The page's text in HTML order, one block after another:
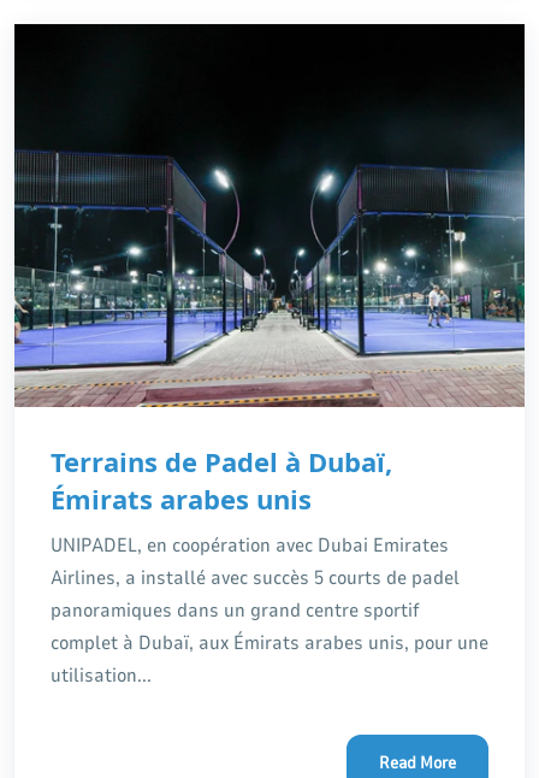
Terrains de Padel à Dubaï,
Émirats arabes unis
UNIPADEL, en coopération avec Dubai Emirates
Airlines, a installé avec succès 5 courts de padel
panoramiques dans un grand centre sportif
complet à Dubaï, aux Émirats arabes unis, pour une
utilisation...
Read More